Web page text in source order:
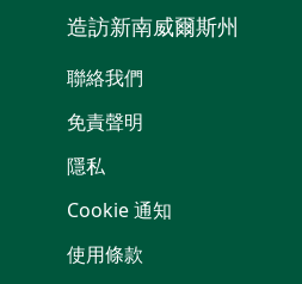
造訪新南威爾斯州
聯絡我們
免責聲明
隱私
Cookie 通知
使用條款